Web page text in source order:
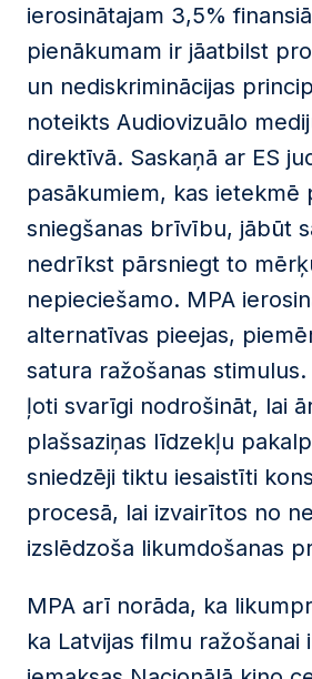
ierosinātajam 3,5%
pienākumam ir jāatbilst
un nediskriminācijas
noteikts Audiovizuālo
direktīvā. Saskaņā ar ES
pasākumiem, kas ietekmē
sniegšanas brīvību, jābūt
nedrīkst pārsniegt to
nepieciešamo. MPA
alternatīvas pieejas,
satura ražošanas
ļoti svarīgi nodrošināt, lai
plašsaziņas līdzekļu
sniedzēji tiktu iesaistīti
procesā, lai izvairītos no
izslēdzoša likumdošanas
MPA arī norāda, ka
ka Latvijas filmu ražošanai